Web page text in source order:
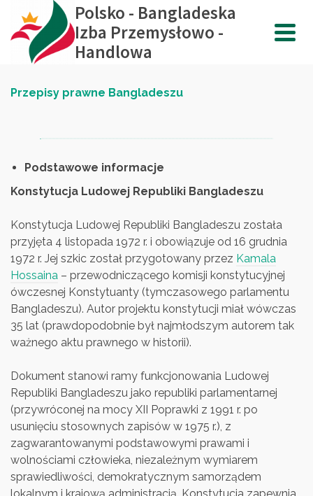
Polsko - Bangladeska
Izba Przemysłowo -
Handlowa
Przepisy prawne Bangladeszu
Podstawowe informacje
Konstytucja Ludowej Republiki Bangladeszu
Konstytucja Ludowej Republiki Bangladeszu została
przyjęta 4 listopada 1972 r. i obowiązuje od 16 grudnia
1972 r. Jej szkic został przygotowany przez Kamala
Hossaina – przewodniczącego komisji konstytucyjnej
ówczesnej Konstytuanty (tymczasowego parlamentu
Bangladeszu). Autor projektu konstytucji miał wówczas
35 lat (prawdopodobnie był najmłodszym autorem tak
ważnego aktu prawnego w historii).
Dokument stanowi ramy funkcjonowania Ludowej
Republiki Bangladeszu jako republiki parlamentarnej
(przywróconej na mocy XII Poprawki z 1991 r. po
usunięciu stosownych zapisów w 1975 r.), z
zagwarantowanymi podstawowymi prawami i
wolnościami człowieka, niezależnym wymiarem
sprawiedliwości, demokratycznym samorządem